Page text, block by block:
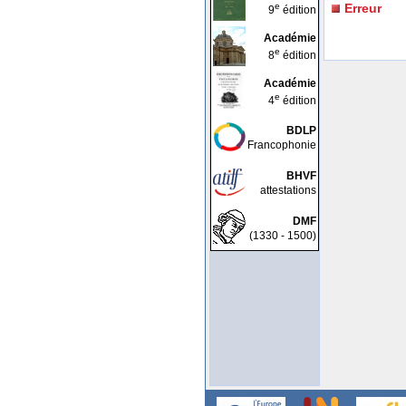
9e édition
Académie
8e édition
Académie
4e édition
BDLP
Francophonie
BHVF
attestations
DMF
(1330 - 1500)
Erreur